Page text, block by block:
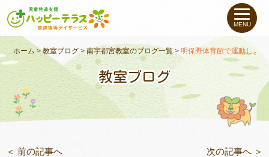
私たちについて
未就学のお子さま（０〜６才）
小学生〜高校生のお子さま
支援事例
MENU
ホーム >教室ブログ>南宇都宮教室のブログ一覧>明保野体育館で運動しよう
教室ブログ
＜ 前の記事へ 次の記事へ ＞